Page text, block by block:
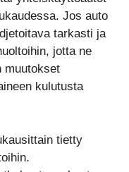
Jos auto
tarkasti ja
jotta ne
muutokset
kulutusta
tietty